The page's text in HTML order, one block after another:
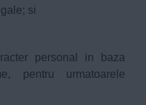
si
personal in baza
pentru urmatoarele